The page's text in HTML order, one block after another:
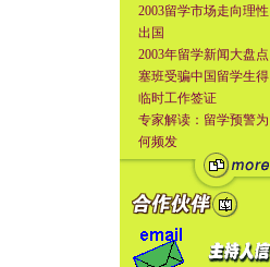
2003留学市场走向理性
出国
2003年留学新闻大盘点
塞班受骗中国留学生得
临时工作签证
专家解读：留学预警为
何频发